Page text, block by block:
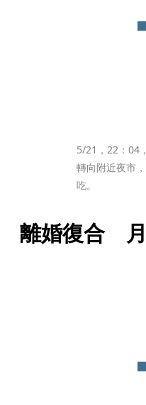
5/21，22：04
轉向附近夜市
吃。
離婚復合　